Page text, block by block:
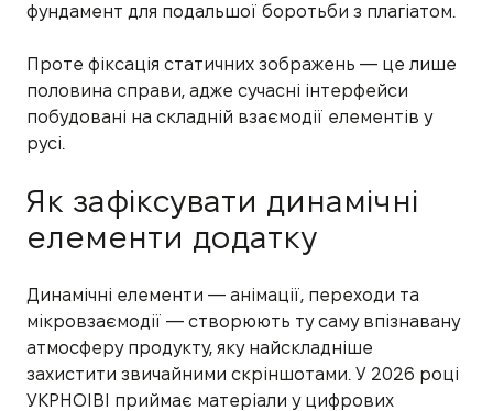
фундамент для подальшої боротьби з плагіатом.
Проте фіксація статичних зображень — це лише
половина справи, адже сучасні інтерфейси
побудовані на складній взаємодії елементів у
русі.
Як зафіксувати динамічні
елементи додатку
Динамічні елементи — анімації, переходи та
мікровзаємодії — створюють ту саму впізнавану
атмосферу продукту, яку найскладніше
захистити звичайними скріншотами. У 2026 році
УКРНОІВІ приймає матеріали у цифрових